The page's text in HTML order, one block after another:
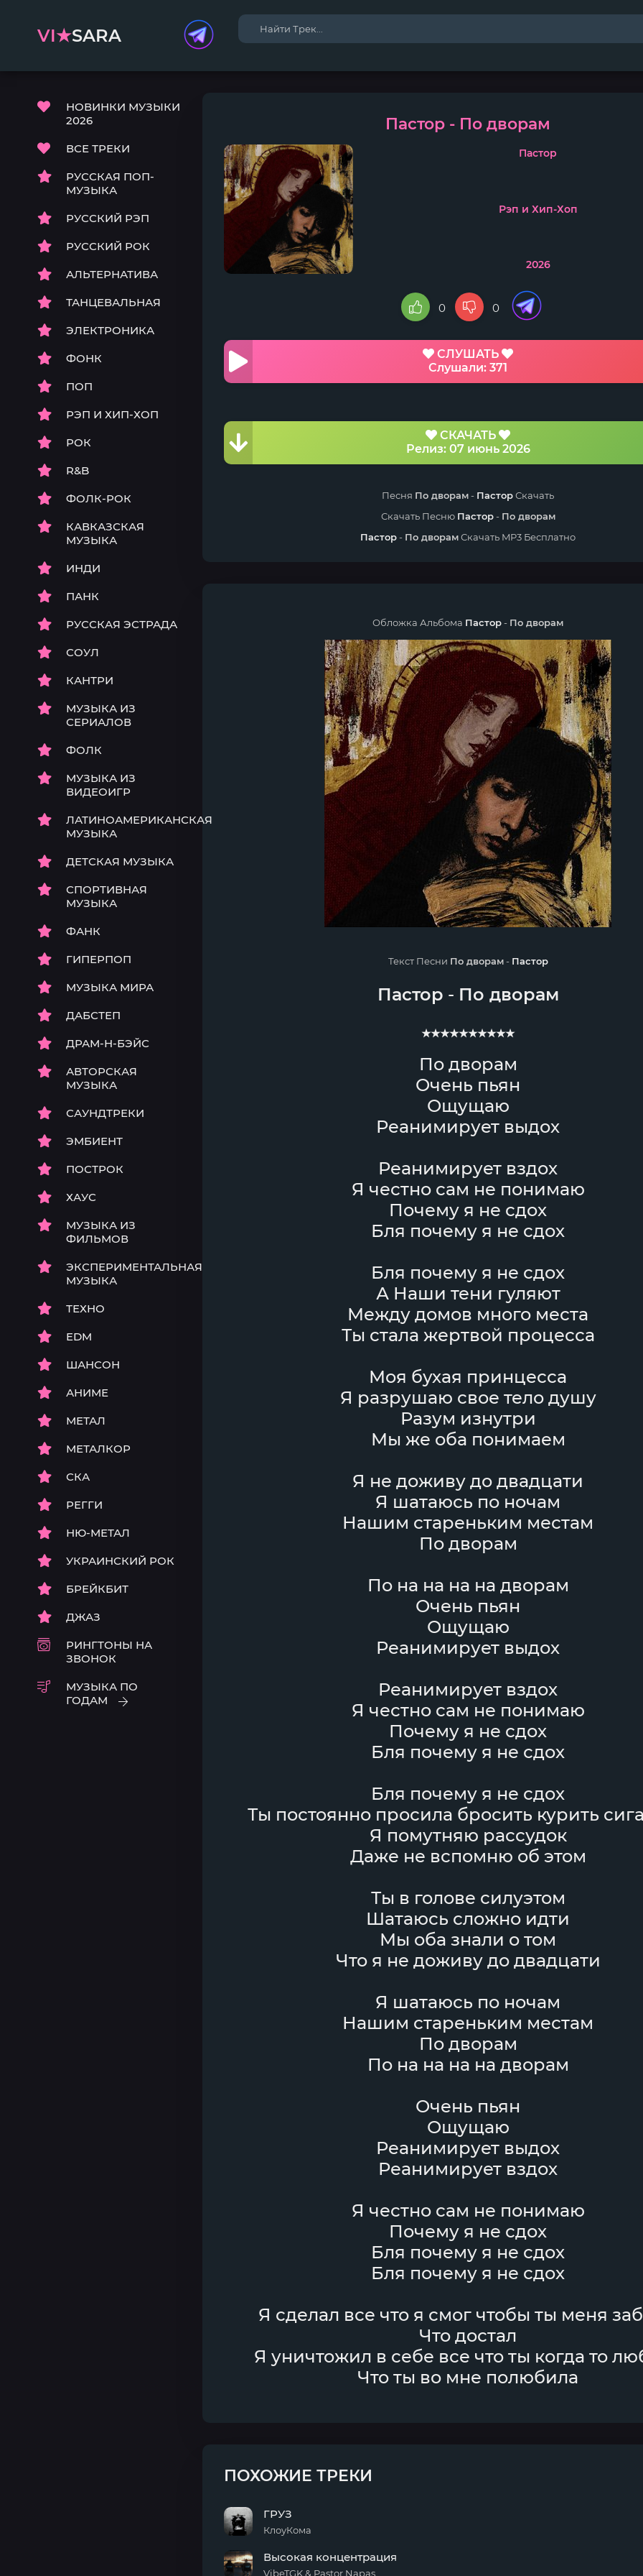
VI★SARA
НОВИНКИ МУЗЫКИ
2026
ВСЕ ТРЕКИ
РУССКАЯ ПОП-
МУЗЫКА
РУССКИЙ РЭП
РУССКИЙ РОК
АЛЬТЕРНАТИВА
ТАНЦЕВАЛЬНАЯ
ЭЛЕКТРОНИКА
ФОНК
ПОП
РЭП И ХИП-ХОП
РОК
R&B
ФОЛК-РОК
КАВКАЗСКАЯ
МУЗЫКА
ИНДИ
ПАНК
РУССКАЯ ЭСТРАДА
СОУЛ
КАНТРИ
МУЗЫКА ИЗ
СЕРИАЛОВ
ФОЛК
МУЗЫКА ИЗ
ВИДЕОИГР
ЛАТИНОАМЕРИКАНСКАЯ
МУЗЫКА
ДЕТСКАЯ МУЗЫКА
СПОРТИВНАЯ
МУЗЫКА
ФАНК
ГИПЕРПОП
МУЗЫКА МИРА
ДАБСТЕП
ДРАМ-Н-БЭЙС
АВТОРСКАЯ
МУЗЫКА
САУНДТРЕКИ
ЭМБИЕНТ
ПОСТРОК
ХАУС
МУЗЫКА ИЗ
ФИЛЬМОВ
ЭКСПЕРИМЕНТАЛЬНАЯ
МУЗЫКА
ТЕХНО
EDM
ШАНСОН
АНИМЕ
МЕТАЛ
МЕТАЛКОР
СКА
РЕГГИ
НЮ-МЕТАЛ
УКРАИНСКИЙ РОК
БРЕЙКБИТ
ДЖАЗ
РИНГТОНЫ НА
ЗВОНОК
МУЗЫКА ПО
ГОДАМ
Пастор - По дворам
Пастор
Рэп и Хип-Хоп
2026
0 0
СЛУШАТЬ
Слушали: 371
СКАЧАТЬ
Релиз: 07 июнь 2026
Песня По дворам- ПасторСкачать
Скачать Песню Пастор- По дворам
Пастор- По дворамСкачать MP3 Бесплатно
Обложка Альбома Пастор- По дворам
Текст Песни По дворам- Пастор
Пастор - По дворам
★★★★★★★★★★
По дворам
Очень пьян
Ощущаю
Реанимирует выдох
Реанимирует вздох
Я честно сам не понимаю
Почему я не сдох
Бля почему я не сдох
Бля почему я не сдох
А Наши тени гуляют
Между домов много места
Ты стала жертвой процесса
Моя бухая принцесса
Я разрушаю свое тело душу
Разум изнутри
Мы же оба понимаем
Я не доживу до двадцати
Я шатаюсь по ночам
Нашим стареньким местам
По дворам
По на на на на дворам
Очень пьян
Ощущаю
Реанимирует выдох
Реанимирует вздох
Я честно сам не понимаю
Почему я не сдох
Бля почему я не сдох
Бля почему я не сдох
Ты постоянно просила бросить курить
Я помутняю рассудок
Даже не вспомню об этом
Ты в голове силуэтом
Шатаюсь сложно идти
Мы оба знали о том
Что я не доживу до двадцати
Я шатаюсь по ночам
Нашим стареньким местам
По дворам
По на на на на дворам
Очень пьян
Ощущаю
Реанимирует выдох
Реанимирует вздох
Я честно сам не понимаю
Почему я не сдох
Бля почему я не сдох
Бля почему я не сдох
Я сделал все что я смог чтобы ты меня
Что достал
Я уничтожил в себе все что ты когда то
Что ты во мне полюбила
ПОХОЖИЕ ТРЕКИ
ГРУЗ
КлоуКома
Высокая концентрация
VibeTGK & Pastor Napas